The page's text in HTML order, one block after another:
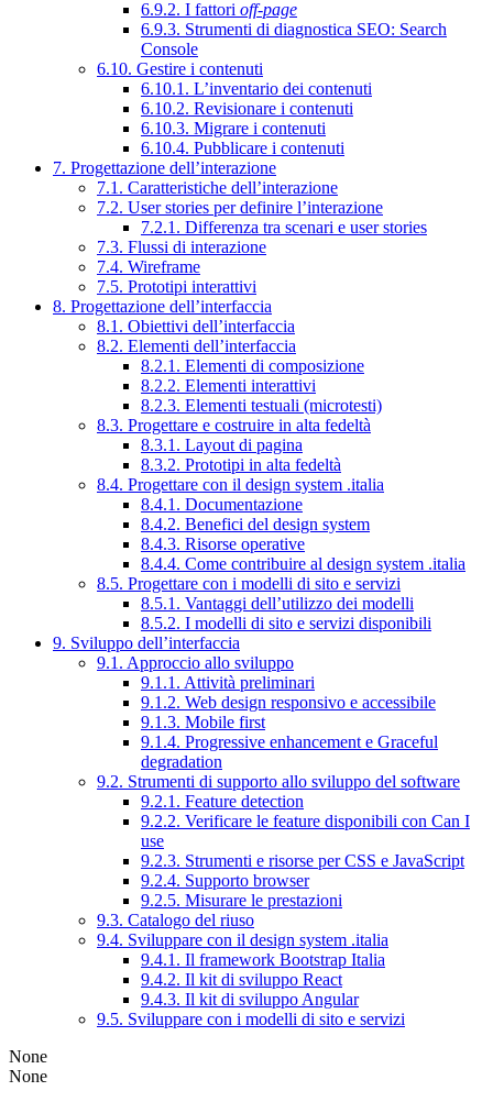
6.9.2. I fattori off-page
6.9.3. Strumenti di diagnostica SEO: Search
Console
6.10. Gestire i contenuti
6.10.1. L’inventario dei contenuti
6.10.2. Revisionare i contenuti
6.10.3. Migrare i contenuti
6.10.4. Pubblicare i contenuti
7. Progettazione dell’interazione
7.1. Caratteristiche dell’interazione
7.2. User stories per definire l’interazione
7.2.1. Differenza tra scenari e user stories
7.3. Flussi di interazione
7.4. Wireframe
7.5. Prototipi interattivi
8. Progettazione dell’interfaccia
8.1. Obiettivi dell’interfaccia
8.2. Elementi dell’interfaccia
8.2.1. Elementi di composizione
8.2.2. Elementi interattivi
8.2.3. Elementi testuali (microtesti)
8.3. Progettare e costruire in alta fedeltà
8.3.1. Layout di pagina
8.3.2. Prototipi in alta fedeltà
8.4. Progettare con il design system .italia
8.4.1. Documentazione
8.4.2. Benefici del design system
8.4.3. Risorse operative
8.4.4. Come contribuire al design system .italia
8.5. Progettare con i modelli di sito e servizi
8.5.1. Vantaggi dell’utilizzo dei modelli
8.5.2. I modelli di sito e servizi disponibili
9. Sviluppo dell’interfaccia
9.1. Approccio allo sviluppo
9.1.1. Attività preliminari
9.1.2. Web design responsivo e accessibile
9.1.3. Mobile first
9.1.4. Progressive enhancement e Graceful
degradation
9.2. Strumenti di supporto allo sviluppo del software
9.2.1. Feature detection
9.2.2. Verificare le feature disponibili con Can I
use
9.2.3. Strumenti e risorse per CSS e JavaScript
9.2.4. Supporto browser
9.2.5. Misurare le prestazioni
9.3. Catalogo del riuso
9.4. Sviluppare con il design system .italia
9.4.1. Il framework Bootstrap Italia
9.4.2. Il kit di sviluppo React
9.4.3. Il kit di sviluppo Angular
9.5. Sviluppare con i modelli di sito e servizi
None
None